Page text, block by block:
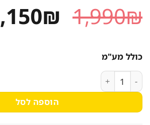
1,990₪ המחיר
₪
כולל מע"מ
כמות של ערסל לגינה ולמרפסת דגם מיאמי
הוספה לסל